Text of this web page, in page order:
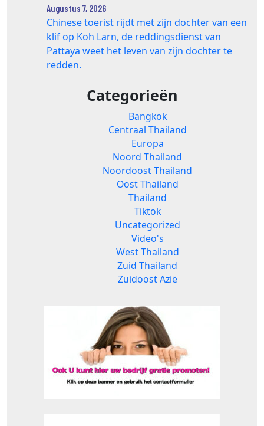
Augustus 7, 2026
Chinese toerist rijdt met zijn dochter van een
klif op Koh Larn, de reddingsdienst van
Pattaya weet het leven van zijn dochter te
redden.
Categorieën
Bangkok
Centraal Thailand
Europa
Noord Thailand
Noordoost Thailand
Oost Thailand
Thailand
Tiktok
Uncategorized
Video's
West Thailand
Zuid Thailand
Zuidoost Azië